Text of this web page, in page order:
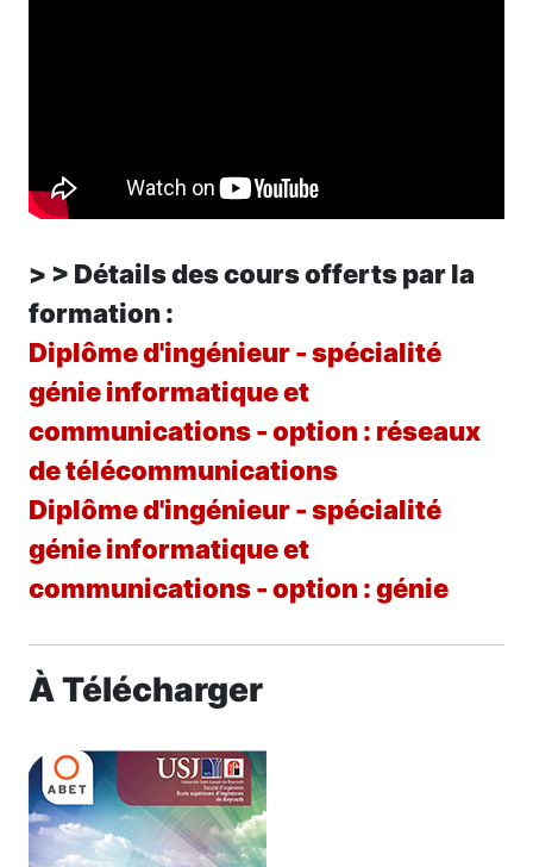
> > Détails des cours offerts par la
formation :
Diplôme d'ingénieur - spécialité
génie informatique et
communications - option : réseaux
de télécommunications
Diplôme d'ingénieur - spécialité
génie informatique et
communications - option : génie
À Télécharger